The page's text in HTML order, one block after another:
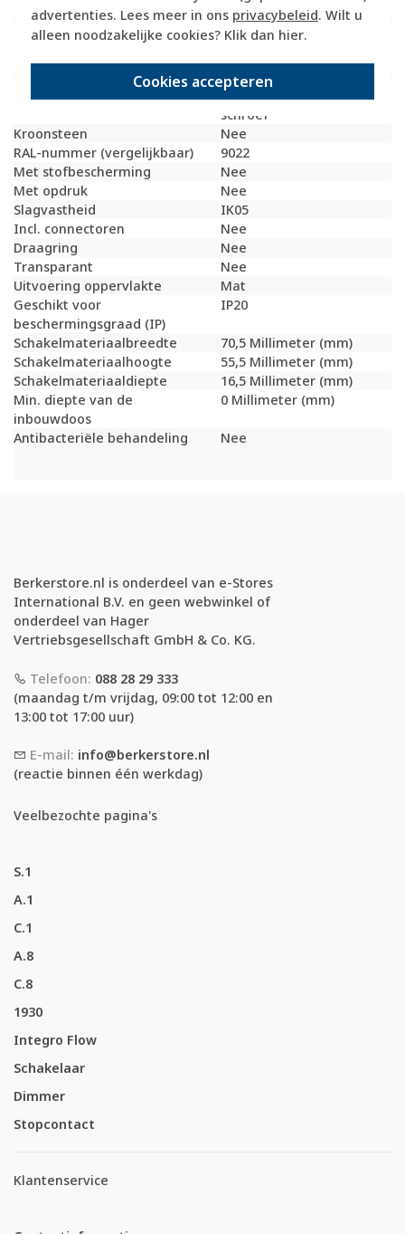
advertenties. Lees meer in ons privacybeleid. Wilt u
alleen noodzakelijke cookies? Klik dan hier.
Cookies accepteren
Opdrukveld
Zonder label
Geschikt voor aantal
1
Metaal
Bevestigingswijze
Bevestiging met
schroef
Kroonsteen
Nee
RAL-nummer (vergelijkbaar)
9022
Met stofbescherming
Nee
Met opdruk
Nee
Slagvastheid
IK05
Incl. connectoren
Nee
Draagring
Nee
Transparant
Nee
Uitvoering oppervlakte
Mat
Geschikt voor
beschermingsgraad (IP)
IP20
Schakelmateriaalbreedte
70,5 Millimeter (mm)
Schakelmateriaalhoogte
55,5 Millimeter (mm)
Schakelmateriaaldiepte
16,5 Millimeter (mm)
Min. diepte van de
inbouwdoos
0 Millimeter (mm)
Antibacteriële behandeling Nee
Berkerstore.nl is onderdeel van e-Stores
International B.V. en geen webwinkel of
onderdeel van Hager
Vertriebsgesellschaft GmbH & Co. KG.
Telefoon: 088 28 29 333
(maandag t/m vrijdag, 09:00 tot 12:00 en
13:00 tot 17:00 uur)
E-mail: info@berkerstore.nl
(reactie binnen één werkdag)
Veelbezochte pagina's
S.1
A.1
C.1
A.8
C.8
1930
Integro Flow
Schakelaar
Dimmer
Stopcontact
Klantenservice